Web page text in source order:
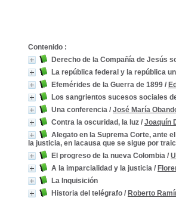
Contenido :
Derecho de la Compañía de Jesús
La república federal y la república
Efemérides de la Guerra de 1899 /
Los sangrientos sucesos sociales
Una conferencia / José María
Contra la oscuridad, la luz / Joaquín
Alegato en la Suprema Corte, ante
la justicia, en lacausa que se sigue por
El progreso de la nueva Colombia /
A la imparcialidad y la justicia /
La Inquisición
Historia del telégrafo / Roberto